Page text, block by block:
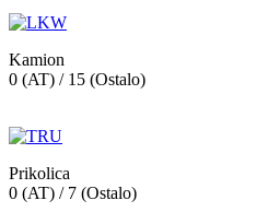
Kamion
0 (AT) / 15 (Ostalo)
Prikolica
0 (AT) / 7 (Ostalo)